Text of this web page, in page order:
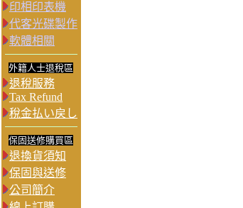
印相印表機
代客光碟製作
軟體相關
外籍人士退稅區
退稅服務
Tax Refund
稅金払い戻し
保固送修購買區
退換貨須知
保固與送修
公司簡介